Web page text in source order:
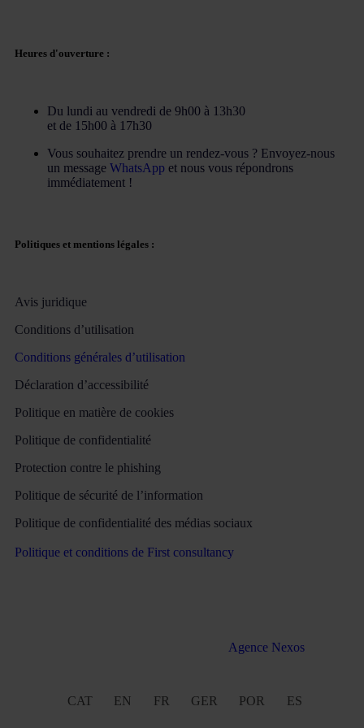
Heures d'ouverture :
Du lundi au vendredi de 9h00 à 13h30
et de 15h00 à 17h30
Vous souhaitez prendre un rendez-vous ? Envoyez-nous
un message WhatsApp et nous vous répondrons
immédiatement !
Politiques et mentions légales :
Avis juridique
Conditions d’utilisation
Conditions générales d’utilisation
Déclaration d’accessibilité
Politique en matière de cookies
Politique de confidentialité
Protection contre le phishing
Politique de sécurité de l’information
Politique de confidentialité des médias sociaux
Politique et conditions de First consultancy
Agence Nexos
CAT EN FR GER POR ES